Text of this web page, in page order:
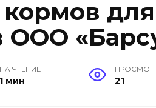
кормов
ООО
НА ЧТЕНИЕ
1 мин 21